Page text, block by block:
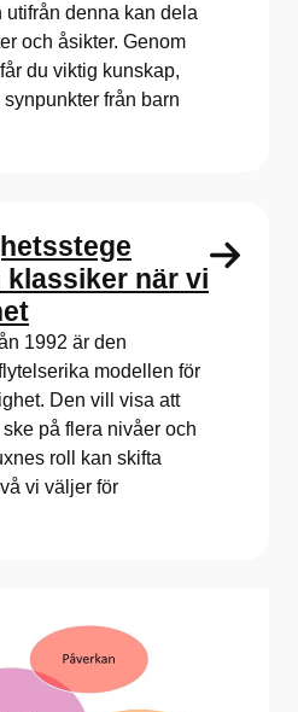
denna kan dela
och åsikter. Genom
du viktig kunskap,
från barn
klassiker när vi
1992 är den
modellen för
Den vill visa att
på flera nivåer och
roll kan skifta
vi väljer för